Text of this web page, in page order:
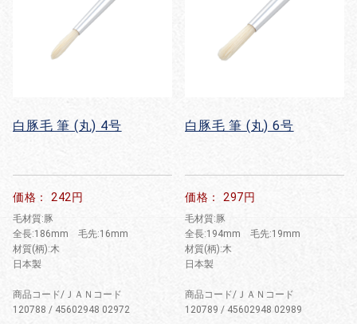
白豚毛 筆 (丸) 4号
価格： 242円
毛材質:豚
全長:186mm 毛先:16mm
材質(柄):木
日本製
商品コード/ＪＡＮコード
120788 / 45602948 02972
白豚毛 筆 (丸) 6号
価格： 297円
毛材質:豚
全長:194mm 毛先:19mm
材質(柄):木
日本製
商品コード/ＪＡＮコード
120789 / 45602948 02989